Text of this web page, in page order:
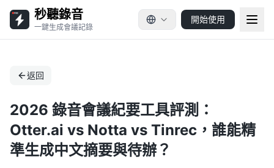
秒聽錄音
一鍵生成會議記錄
開始使用
返回
2026 錄音會議紀要工具評測：
Otter.ai vs Notta vs Tinrec，誰能精
準生成中文摘要與待辦？